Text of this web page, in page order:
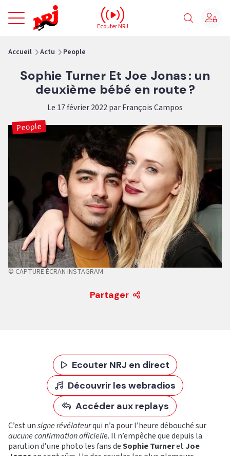
NRJ - Accueil
Ecouter NRJ
Accueil Actu People
Sophie Turner Et Joe Jonas : un
deuxième bébé en route ?
Le 17 février 2022 par François Campos
People
© CAPTURE ÉCRAN INSTAGRAM
Partager
Ecouter NRJ en direct
Découvrir les webradios
Accéder aux replays
C’est unsigne révélateurqui n’a pour l’heure débouché sur
aucune confirmation officielle. Il n’empêche que depuis la
parution d’une photo les fans deSophie Turneret Joe